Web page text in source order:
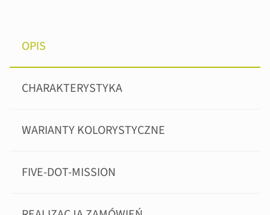
OPIS
CHARAKTERYSTYKA
WARIANTY KOLORYSTYCZNE
FIVE-DOT-MISSION